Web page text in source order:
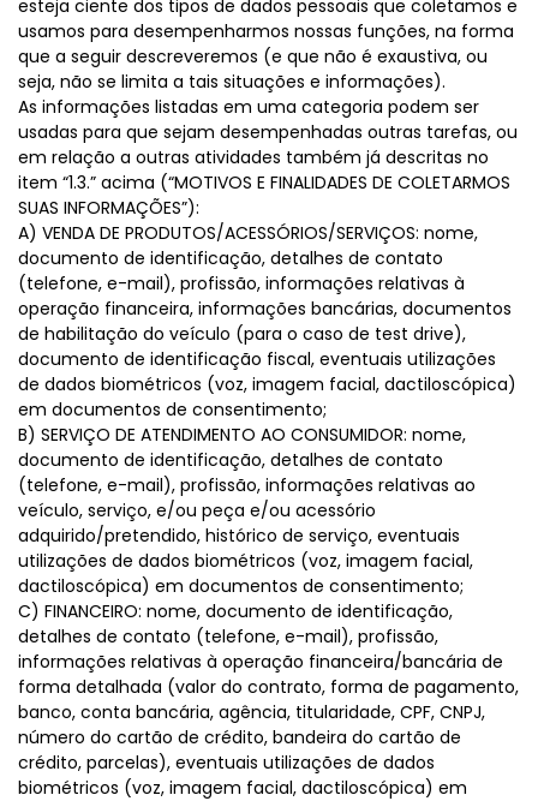
esteja ciente dos tipos de dados pessoais que coletamos e
usamos para desempenharmos nossas funções, na forma
que a seguir descreveremos (e que não é exaustiva, ou
seja, não se limita a tais situações e informações).
As informações listadas em uma categoria podem ser
usadas para que sejam desempenhadas outras tarefas, ou
em relação a outras atividades também já descritas no
item “1.3.” acima (“MOTIVOS E FINALIDADES DE COLETARMOS
SUAS INFORMAÇÕES”):
A) VENDA DE PRODUTOS/ACESSÓRIOS/SERVIÇOS: nome,
documento de identificação, detalhes de contato
(telefone, e-mail), profissão, informações relativas à
operação financeira, informações bancárias, documentos
de habilitação do veículo (para o caso de test drive),
documento de identificação fiscal, eventuais utilizações
de dados biométricos (voz, imagem facial, dactiloscópica)
em documentos de consentimento;
B) SERVIÇO DE ATENDIMENTO AO CONSUMIDOR: nome,
documento de identificação, detalhes de contato
(telefone, e-mail), profissão, informações relativas ao
veículo, serviço, e/ou peça e/ou acessório
adquirido/pretendido, histórico de serviço, eventuais
utilizações de dados biométricos (voz, imagem facial,
dactiloscópica) em documentos de consentimento;
C) FINANCEIRO: nome, documento de identificação,
detalhes de contato (telefone, e-mail), profissão,
informações relativas à operação financeira/bancária de
forma detalhada (valor do contrato, forma de pagamento,
banco, conta bancária, agência, titularidade, CPF, CNPJ,
número do cartão de crédito, bandeira do cartão de
crédito, parcelas), eventuais utilizações de dados
biométricos (voz, imagem facial, dactiloscópica) em